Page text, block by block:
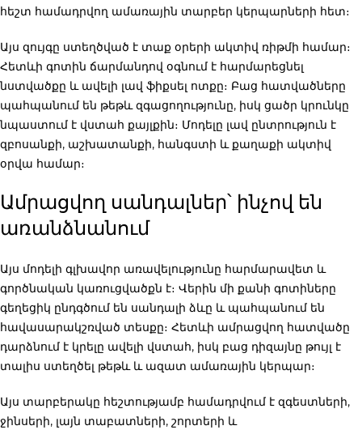
հեշտ համադրվող ամառային տարբեր կերպարների հետ։
Այս զույգը ստեղծված է տաք օրերի ակտիվ ռիթմի համար։
Հետևի գոտին ճարմանդով օգնում է հարմարեցնել
նստվածքը և ավելի լավ ֆիքսել ոտքը։ Բաց հատվածները
պահպանում են թեթև զգացողությունը, իսկ ցածր կրունկը
նպաստում է վստահ քայլքին։ Մոդելը լավ ընտրություն է
զբոսանքի, աշխատանքի, հանգստի և քաղաքի ակտիվ
օրվա համար։
Ամրացվող սանդալներ՝ ինչով են
առանձնանում
Այս մոդելի գլխավոր առավելությունը հարմարավետ և
գործնական կառուցվածքն է։ Վերին մի քանի գոտիները
գեղեցիկ ընդգծում են սանդալի ձևը և պահպանում են
հավասարակշռված տեսքը։ Հետևի ամրացվող հատվածը
դարձնում է կրելը ավելի վստահ, իսկ բաց դիզայնը թույլ է
տալիս ստեղծել թեթև և ազատ ամառային կերպար։
Այս տարբերակը հեշտությամբ համադրվում է զգեստների,
ջինսերի, լայն տաբատների, շորտերի և